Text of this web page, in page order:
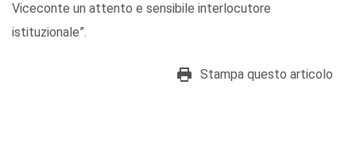
Viceconte un attento e sensibile interlocutore
istituzionale”.
Stampa questo articolo